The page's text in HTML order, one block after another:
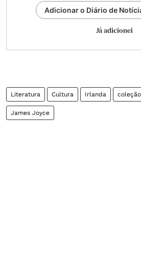
Adicionar o Diário de
Já adicionei
Literatura Cultura Irlanda coleção
James Joyce